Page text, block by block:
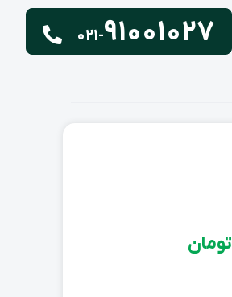
021-91001027
تومان